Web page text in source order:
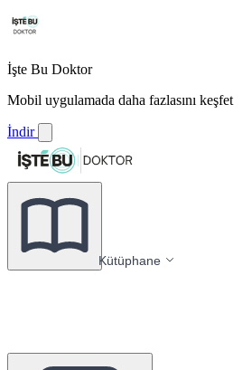
İşte Bu Doktor
Mobil uygulamada daha fazlasını keşfet
İndir
Kütüphane